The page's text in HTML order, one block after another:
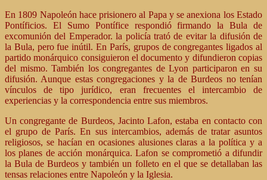
En 1809 Napoleón hace prisionero al Papa y se anexiona los Estado
Pontíficios. El Sumo Pontífice respondió firmando la Bula de
excomunión del Emperador. la policía trató de evitar la difusión de
la Bula, pero fue inútil. En París, grupos de congregantes ligados al
partido monárquico consiguieron el documento y difundieron copias
del mismo. También los congregantes de Lyon participaron en su
difusión. Aunque estas congregaciones y la de Burdeos no tenían
vínculos de tipo jurídico, eran frecuentes el intercambio de
experiencias y la correspondencia entre sus miembros.
Un congregante de Burdeos, Jacinto Lafon, estaba en contacto con
el grupo de París. En sus intercambios, además de tratar asuntos
religiosos, se hacían en ocasiones alusiones claras a la política y a
los planes de acción monárquica. Lafon se comprometió a difundir
la Bula de Burdeos y también un folleto en el que se detallaban las
tensas relaciones entre Napoleón y la Iglesia.